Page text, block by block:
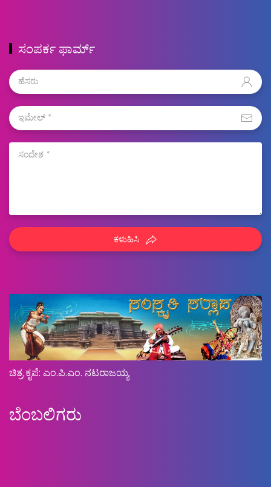
ಸಂಪರ್ಕ ಫಾರ್ಮ್
ಕಳುಹಿಸಿ
ಚಿತ್ರ ಕೃಪೆ: ಎಂ.ಪಿ.ಎಂ. ನಟರಾಜಯ್ಯ
ಬೆಂಬಲಿಗರು